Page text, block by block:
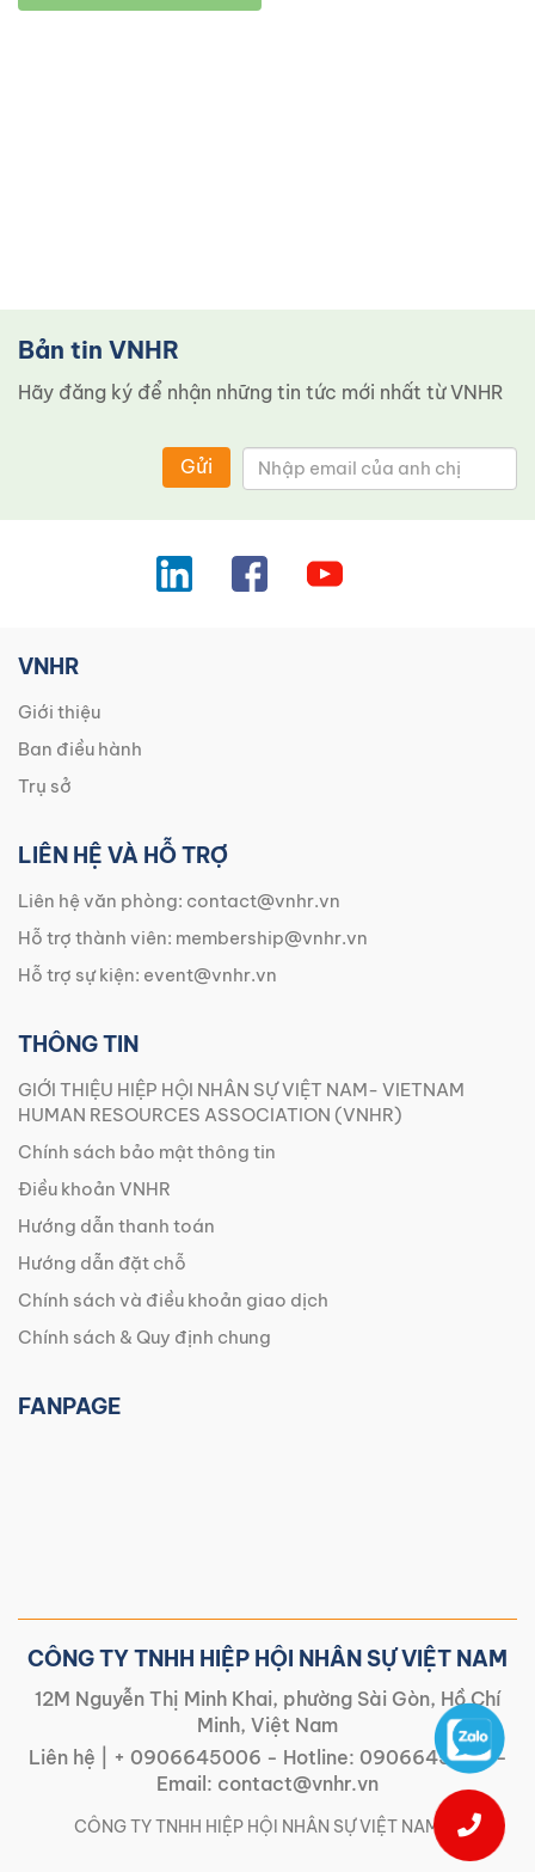
Bản tin VNHR
Hãy đăng ký để nhận những tin tức mới nhất từ ​​VNHR
Gửi
VNHR
Giới thiệu
Ban điều hành
Trụ sở
LIÊN HỆ VÀ HỖ TRỢ
Liên hệ văn phòng: contact@vnhr.vn
Hỗ trợ thành viên: membership@vnhr.vn
Hỗ trợ sự kiện: event@vnhr.vn
THÔNG TIN
GIỚI THIỆU HIỆP HỘI NHÂN SỰ VIỆT NAM- VIETNAM
HUMAN RESOURCES ASSOCIATION (VNHR)
Chính sách bảo mật thông tin
Điều khoản VNHR
Hướng dẫn thanh toán
Hướng dẫn đặt chỗ
Chính sách và điều khoản giao dịch
Chính sách & Quy định chung
FANPAGE
CÔNG TY TNHH HIỆP HỘI NHÂN SỰ VIỆT NAM
12M Nguyễn Thị Minh Khai, phường Sài Gòn, Hồ Chí
Minh, Việt Nam
Liên hệ |
+ 0906645006 - Hotline: 0906645006-
Email: contact@vnhr.vn
CÔNG TY TNHH HIỆP HỘI NHÂN SỰ VIỆT NAM | |